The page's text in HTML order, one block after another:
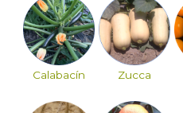
Calabacín Zucca